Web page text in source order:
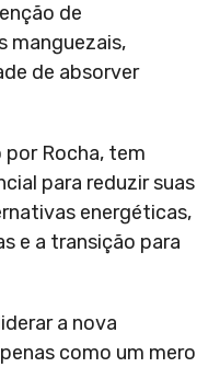
de
manguezais,
de absorver
Rocha, tem
para reduzir suas
energéticas,
e a transição para
a nova
como um mero